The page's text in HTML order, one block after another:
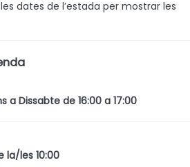
dates de l’estada per mostrar les
a Dissabte de 16:00 a 17:00
la/les 10:00